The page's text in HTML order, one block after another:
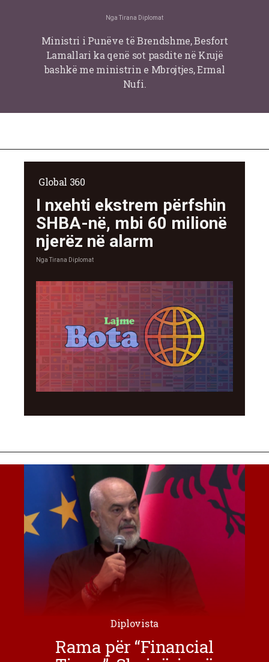
Nga Tirana Diplomat
Ministri i Punëve të Brendshme, Besfort
Lamallari ka qenë sot pasdite në Krujë
bashkë me ministrin e Mbrojtjes, Ermal
Nufi.
Global 360
I nxehti ekstrem përfshin
SHBA-në, mbi 60 milionë
njerëz në alarm
NgaTirana Diplomat
Diplovista
Rama për “Financial